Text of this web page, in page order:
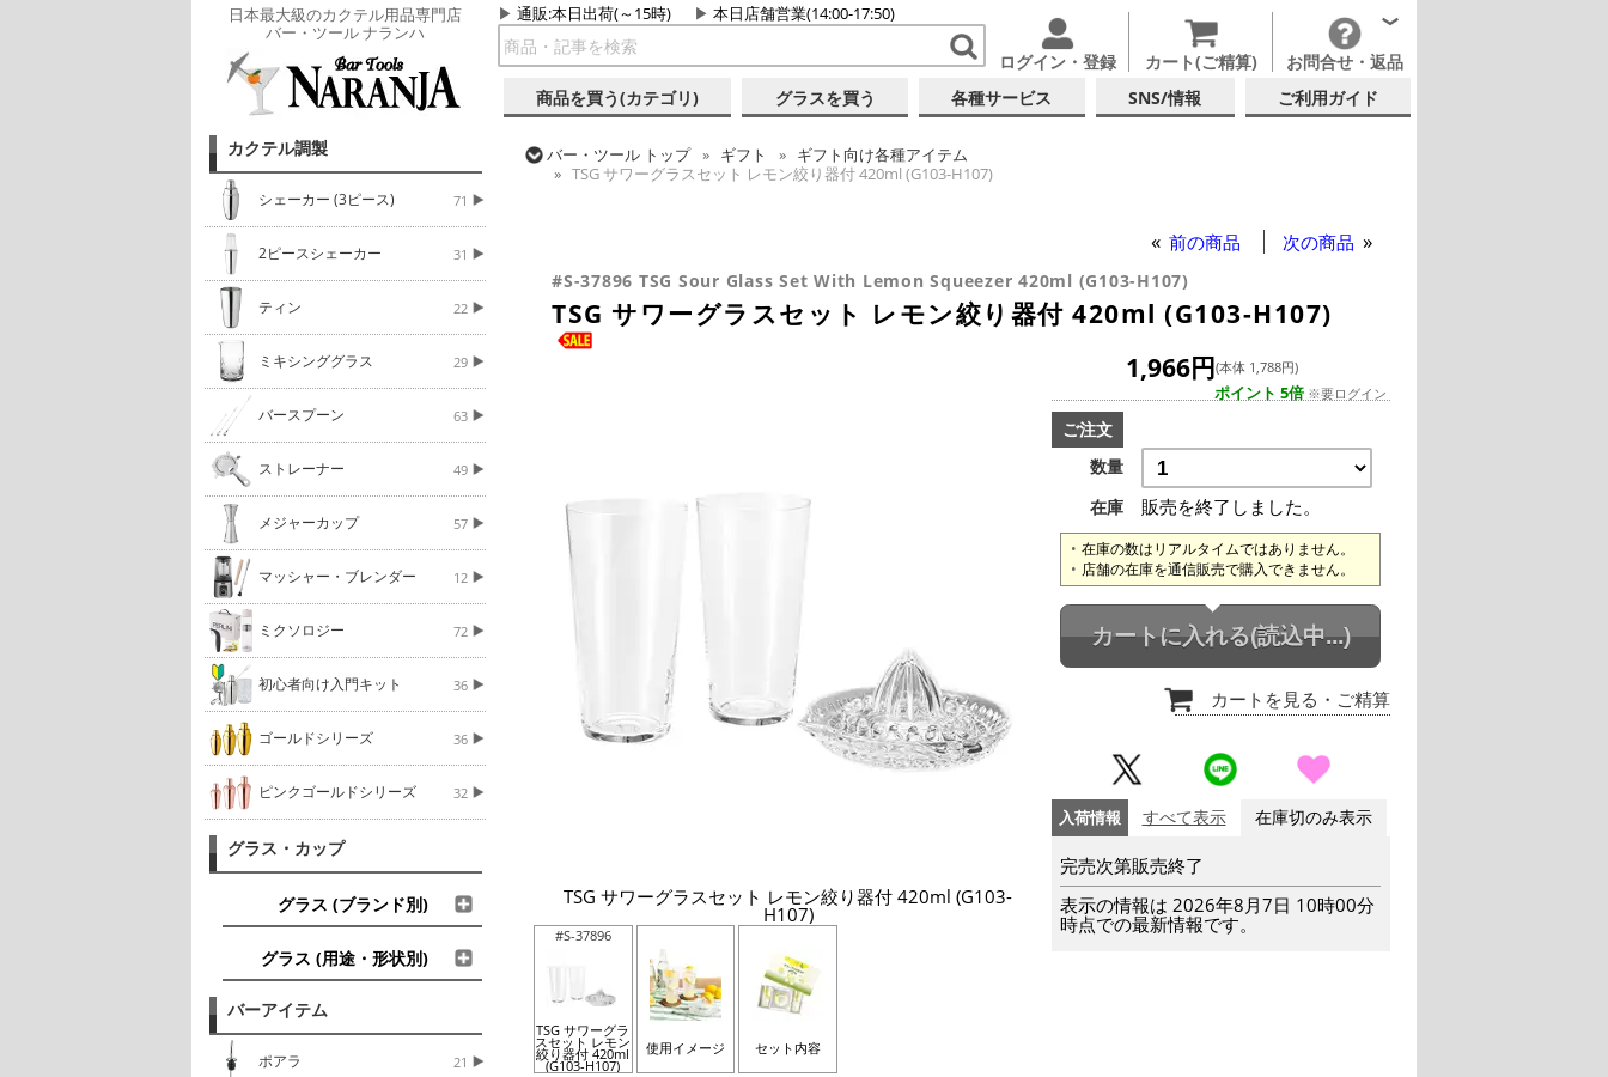
日本最大級のカクテル用品専門店
バー・ツール ナランハ
通販:本日出荷(～15時) 本日店舗営業(14:00-17:50)
ログイン・登録 カート(ご精算) お問合せ・返品
商品を買う(カテゴリ) グラスを買う 各種サービス SNS/情報 ご利用ガイド
カクテル調製
シェーカー (3ピース) 71
2ピースシェーカー 31
ティン 22
ミキシンググラス 29
バースプーン 63
ストレーナー 49
メジャーカップ 57
マッシャー・ブレンダー 12
ミクソロジー 72
初心者向け入門キット 36
ゴールドシリーズ 36
ピンクゴールドシリーズ 32
グラス・カップ
グラス (ブランド別)
グラス (用途・形状別)
バーアイテム
ポアラ 21
バー・ツール トップ ギフト
ギフト向け各種アイテム
TSG サワーグラスセット レモン絞り器付 420ml (G103-H107)
前の商品 次の商品
#S-37896 TSG Sour Glass Set With Lemon Squeezer 420ml (G103-H107)
TSG サワーグラスセット レモン絞り器付 420ml (G103-H107)
TSG サワーグラスセット レモン絞り器付 420ml (G103-
H107)
#S-37896
TSG サワーグラ
スセット レモン
絞り器付 420ml
(G103-H107)
使用イメージ セット内容
1,966円(本体 1,788円)
ポイント 5倍 ※要ログイン
ご注文
数量
在庫
販売を終了しました。
在庫の数はリアルタイムではありません。
店舗の在庫を通信販売で購入できません。
カートに入れる(読込中...)
カートを見る ・ご精算
入荷情報 すべて表示 在庫切のみ表示
完売次第販売終了
表示の情報は 2026年8月7日 10時00分
時点での最新情報です。